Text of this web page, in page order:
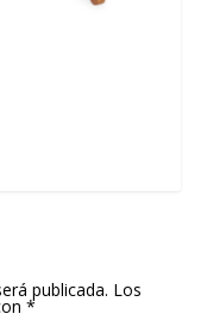
publicada. Los
*